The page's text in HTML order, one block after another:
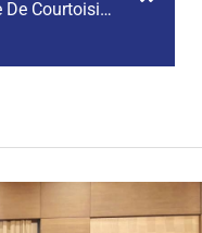
Visite De Courtoisie Du Nouveau DG Des Douanes